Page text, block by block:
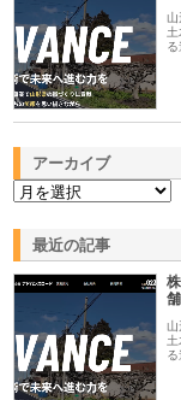
山
る
アーカイブ
最近の記事
山
る